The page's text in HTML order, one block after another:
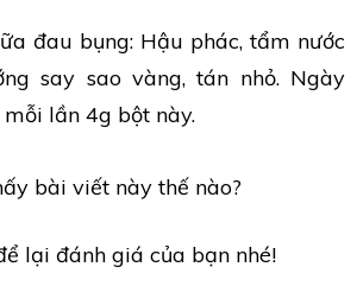
đau bụng: Hậu phác, tẩm nước
say sao vàng, tán nhỏ. Ngày
lần 4g bột này.
bài viết này thế nào?
lại đánh giá của bạn nhé!